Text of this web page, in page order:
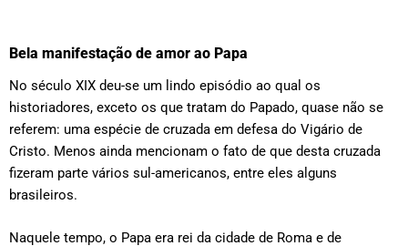
Bela manifestação de amor ao Papa
No século XIX deu-se um lindo episódio ao qual os
historiadores, exceto os que tratam do Papado, quase não se
referem: uma espécie de cruzada em defesa do Vigário de
Cristo. Menos ainda mencionam o fato de que desta cruzada
fizeram parte vários sul-americanos, entre eles alguns
brasileiros.
Naquele tempo, o Papa era rei da cidade de Roma e de